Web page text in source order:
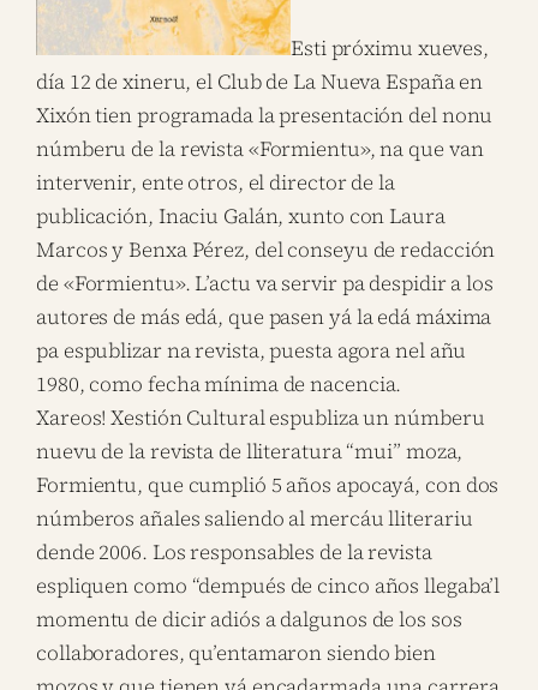
Esti próximu xueves,
día 12 de xineru, el Club de La Nueva España en
Xixón tien programada la presentación del nonu
númberu de la revista «Formientu», na que van
intervenir, ente otros, el director de la
publicación, Inaciu Galán, xunto con Laura
Marcos y Benxa Pérez, del conseyu de redacción
de «Formientu». L’actu va servir pa despidir a los
autores de más edá, que pasen yá la edá máxima
pa espublizar na revista, puesta agora nel añu
1980, como fecha mínima de nacencia.
Xareos! Xestión Cultural espubliza un númberu
nuevu de la revista de lliteratura “mui” moza,
Formientu, que cumplió 5 años apocayá, con dos
númberos añales saliendo al mercáu lliterariu
dende 2006. Los responsables de la revista
espliquen como “dempués de cinco años llegaba’l
momentu de dicir adiós a dalgunos de los sos
collaboradores, qu’entamaron siendo bien